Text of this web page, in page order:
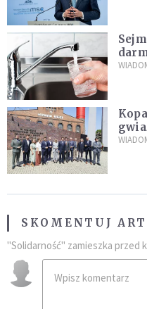
SKOMENTUJ
"Solidarność" zamieszka przed